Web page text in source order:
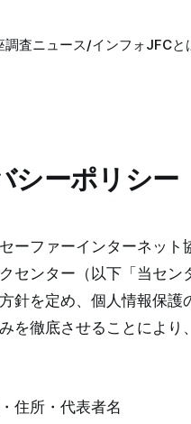
調査ニュース/インフォJFCと
シーポリシー
ーファーインターネッ
センター（以下「当セ
針を定め、個人情報保
を徹底させることによ
住所・代表者名